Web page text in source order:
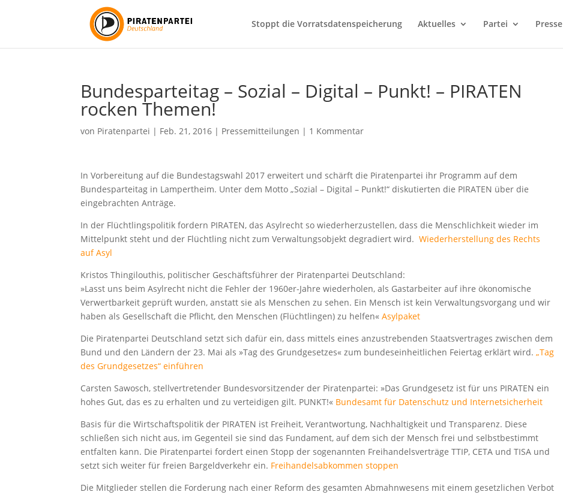
Stoppt die Vorratsdatenspeicherung Aktuelles Partei Presse
Bundesparteitag – Sozial – Digital – Punkt! – PIRATEN
rocken Themen!
von Piratenpartei | Feb. 21, 2016 | Pressemitteilungen | 1 Kommentar
In Vorbereitung auf die Bundestagswahl 2017 erweitert und schärft die Piratenpartei ihr Programm auf dem
Bundesparteitag in Lampertheim. Unter dem Motto „Sozial – Digital – Punkt!“ diskutierten die PIRATEN über die
eingebrachten Anträge.
In der Flüchtlingspolitik fordern PIRATEN, das Asylrecht so wiederherzustellen, dass die Menschlichkeit wieder im
Mittelpunkt steht und der Flüchtling nicht zum Verwaltungsobjekt degradiert wird.Wiederherstellung des Rechts
auf Asyl
Kristos Thingilouthis, politischer Geschäftsführer der Piratenpartei Deutschland:
»Lasst uns beim Asylrecht nicht die Fehler der 1960er-Jahre wiederholen, als Gastarbeiter auf ihre ökonomische
Verwertbarkeit geprüft wurden, anstatt sie als Menschen zu sehen. Ein Mensch ist kein Verwaltungsvorgang und wir
haben als Gesellschaft die Pflicht, den Menschen (Flüchtlingen) zu helfen«Asylpaket
Die Piratenpartei Deutschland setzt sich dafür ein, dass mittels eines anzustrebenden Staatsvertrages zwischen dem
Bund und den Ländern der 23. Mai als »Tag des Grundgesetzes« zum bundeseinheitlichen Feiertag erklärt wird.„Tag
des Grundgesetzes“ einführen
Carsten Sawosch, stellvertretender Bundesvorsitzender der Piratenpartei: »Das Grundgesetz ist für uns PIRATEN ein
hohes Gut, das es zu erhalten und zu verteidigen gilt. PUNKT!« Bundesamt für Datenschutz und Internetsicherheit
Basis für die Wirtschaftspolitik der PIRATEN ist Freiheit, Verantwortung, Nachhaltigkeit und Transparenz. Diese
schließen sich nicht aus, im Gegenteil sie sind das Fundament, auf dem sich der Mensch frei und selbstbestimmt
entfalten kann. Die Piratenpartei fordert einen Stopp der sogenannten Freihandelsverträge TTIP, CETA und TISA und
setzt sich weiter für freien Bargeldverkehr ein. Freihandelsabkommen stoppen
Die Mitglieder stellen die Forderung nach einer Reform des gesamten Abmahnwesens mit einem gesetzlichen Verbot